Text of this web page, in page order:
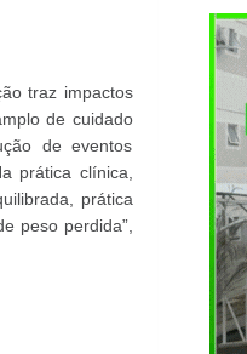
traz impactos
de cuidado
de eventos
prática clínica,
prática
peso perdida”,